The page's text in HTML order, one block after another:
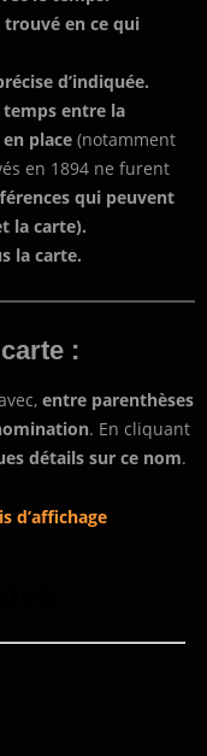
trouvé en ce qui
d’indiquée.
temps entre la
place (notamment
en 1894 ne furent
qui peuvent
la carte).
la carte.
:
entre parenthèses
. En cliquant
détails sur ce nom.
d’affichage